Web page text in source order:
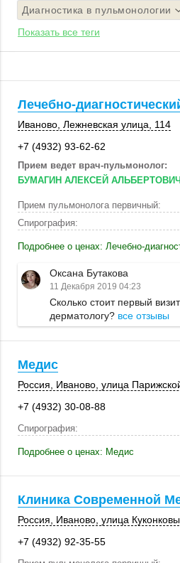
Диагностика в пульмонологии
Показать все теги
Лечебно-
Иваново Лежневская улица
114
+7 (4932) 93-62-62
Прием ведет врач-пульмонолог:
БУМАГИН АЛЕКСЕЙ
Прием пульмонолога первичный:
Спирография:
Подробнее о ценах: Лечебно-
Оксана Бутакова
11 Декабря 2019 04:23
Сколько стоит первый
дерматологу? все отзывы
Медис
Россия Иваново , улица
+7 (4932) 30-08-88
Спирография:
Подробнее о ценах: Медис
Клиника Современной
Россия Иваново улица
+7 (4932) 92-35-55